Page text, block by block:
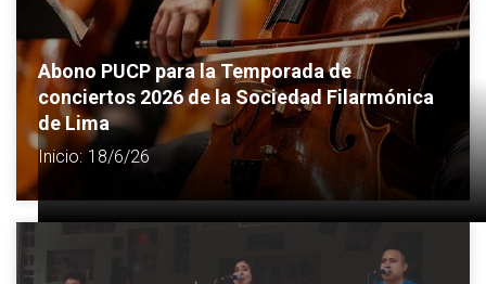
Abono PUCP para la Temporada de
conciertos 2026 de la Sociedad Filarmónica
de Lima
Inicio: 18/6/26